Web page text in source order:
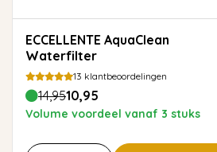
ECCELLENTE AquaClean
Waterfilter
13 klantbeoordelingen
14,9510,95
Volume voordeel vanaf 3 stuks